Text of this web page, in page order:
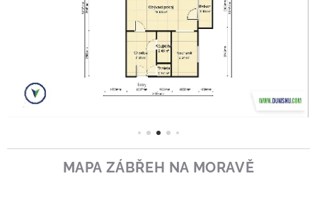
MAPA ZÁBŘEH NA MORAVĚ